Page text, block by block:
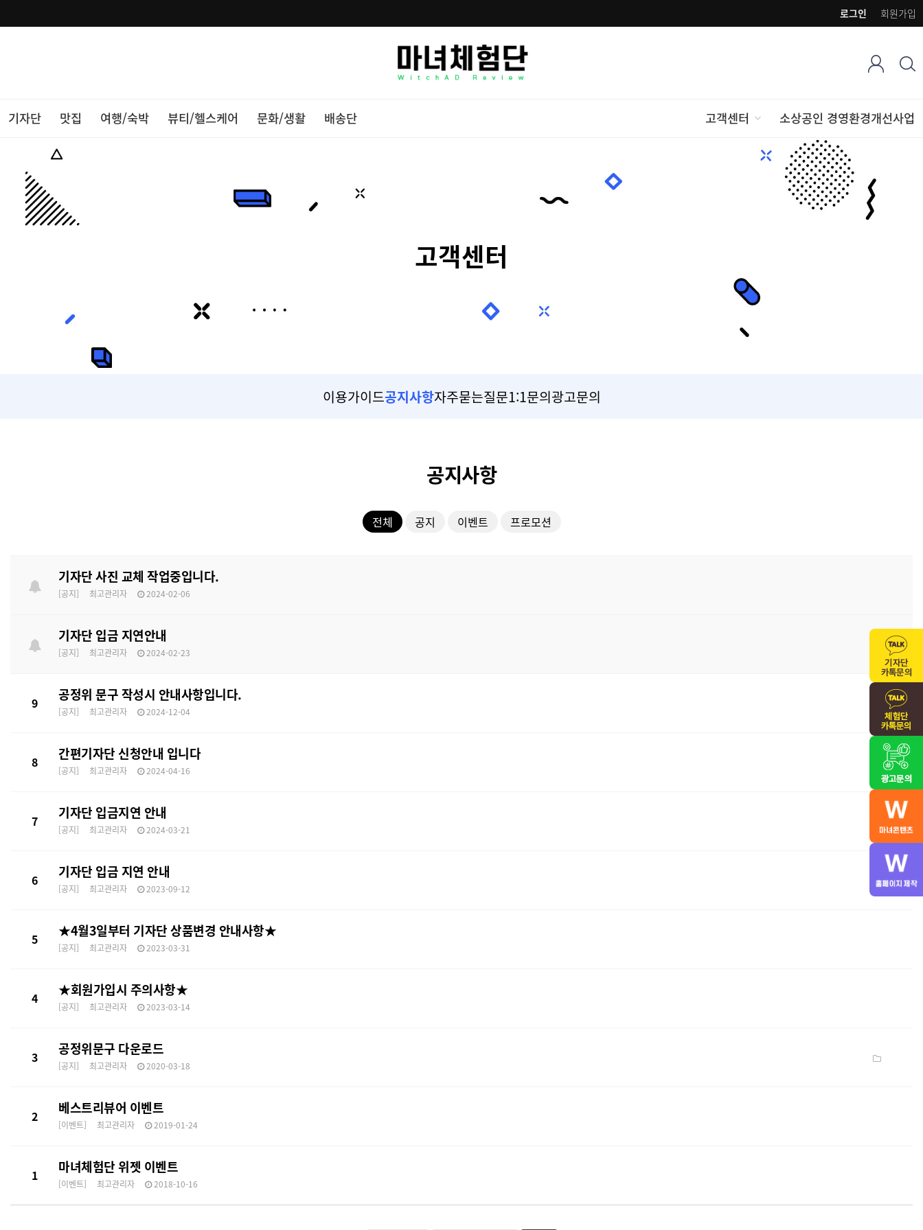
회원가입
로그인
기자단 맛집 여행/숙박 뷰티/헬스케어 문화/생활 배송단 고객센터 소상공인 경영환경개선사업
고객센터
이용가이드공지사항자주묻는질문1:1문의광고문의
공지사항
전체 공지 이벤트 프로모션
기자단 사진 교체 작업중입니다.
[공지] 최고관리자 2024-02-06
기자단 입금 지연안내
[공지] 최고관리자 2024-02-23
9 공정위 문구 작성시 안내사항입니다.
[공지] 최고관리자 2024-12-04
8 간편기자단 신청안내 입니다
[공지] 최고관리자 2024-04-16
7 기자단 입금지연 안내
[공지] 최고관리자 2024-03-21
6 기자단 입금 지연 안내
[공지] 최고관리자 2023-09-12
5 ★4월3일부터 기자단 상품변경 안내사항★
[공지] 최고관리자 2023-03-31
4 ★회원가입시 주의사항★
[공지] 최고관리자 2023-03-14
3 공정위문구 다운로드
[공지] 최고관리자 2020-03-18
2 베스트리뷰어 이벤트
[이벤트] 최고관리자 2019-01-24
1 마녀체험단 위젯 이벤트
[이벤트] 최고관리자 2018-10-16